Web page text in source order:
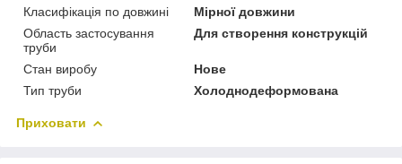
Класифікація по довжині
Мірної довжини
Область застосування
труби
Для створення конструкцій
Стан виробу
Нове
Тип труби
Холоднодеформована
Приховати